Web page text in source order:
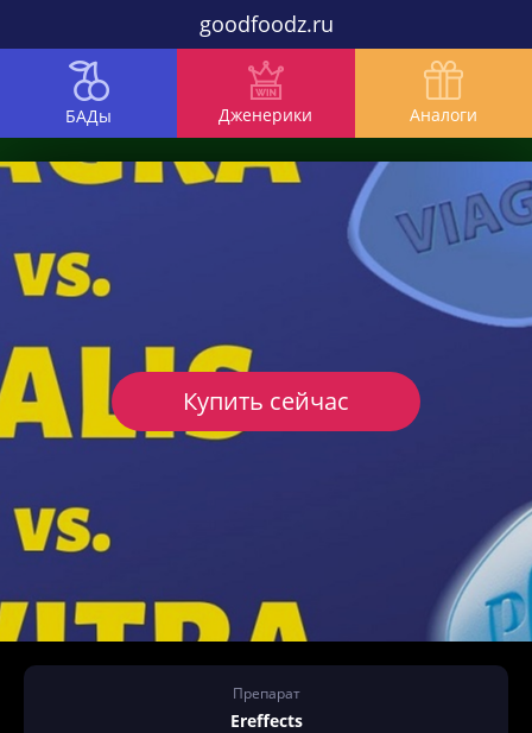
goodfoodz.ru
БАДы Дженерики Аналоги
Препарат
Ereffects
Купить сейчас